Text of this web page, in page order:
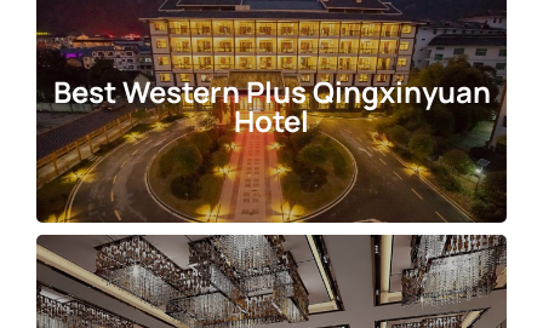
Best Western Plus Qingxinyuan
Hotel